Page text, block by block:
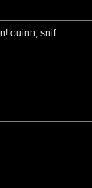
ouinn, snif...